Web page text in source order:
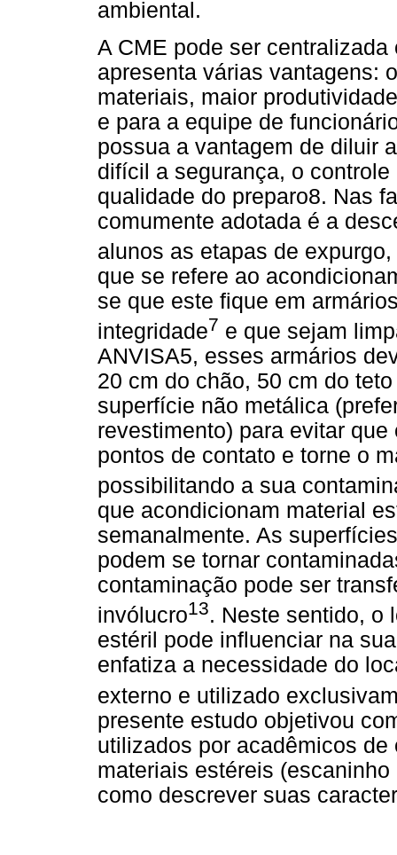
ambiental.
A CME pode ser
apresenta várias vantagens:
materiais, maior
e para a equipe de
possua a vantagem de diluir
difícil a segurança, o
qualidade do preparo8. Nas
comumente adotada é a
alunos as etapas de
que se refere ao
se que este fique em
integridade7 e que sejam
ANVISA5, esses armários
20 cm do chão, 50 cm do
superfície não metálica
revestimento) para evitar
pontos de contato e torne o
possibilitando a sua
que acondicionam material
semanalmente. As
podem se tornar
contaminação pode ser
invólucro13. Neste sentido, o
estéril pode influenciar na
enfatiza a necessidade do
externo e utilizado
presente estudo objetivou
utilizados por acadêmicos
materiais estéreis
como descrever suas